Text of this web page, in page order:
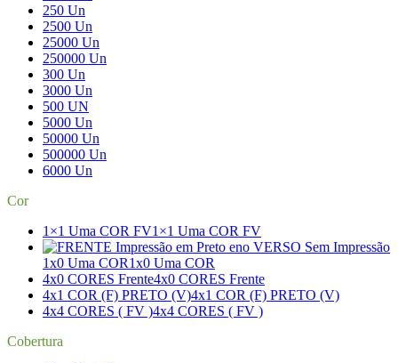
250 Un
2500 Un
25000 Un
250000 Un
300 Un
3000 Un
500 UN
5000 Un
50000 Un
500000 Un
6000 Un
Cor
1×1 Uma COR FV1×1 Uma COR FV
1x0 Uma COR1x0 Uma COR
4x0 CORES Frente4x0 CORES Frente
4x1 COR (F) PRETO (V)4x1 COR (F) PRETO (V)
4x4 CORES ( FV )4x4 CORES ( FV )
Cobertura